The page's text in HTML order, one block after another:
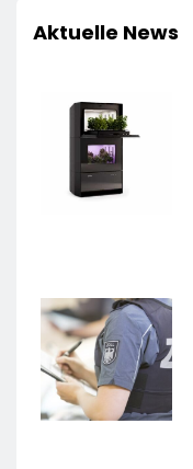
Aktuelle News